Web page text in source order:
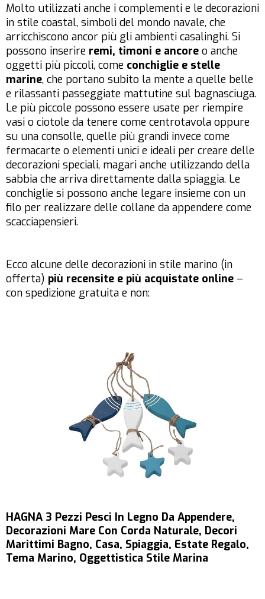
Molto utilizzati anche i complementi e le decorazioni
in stile coastal, simboli del mondo navale, che
arricchiscono ancor più gli ambienti casalinghi. Si
possono inserire remi, timoni e ancore o anche
oggetti più piccoli, come conchiglie e stelle
marine, che portano subito la mente a quelle belle
e rilassanti passeggiate mattutine sul bagnasciuga.
Le più piccole possono essere usate per riempire
vasi o ciotole da tenere come centrotavola oppure
su una consolle, quelle più grandi invece come
fermacarte o elementi unici e ideali per creare delle
decorazioni speciali, magari anche utilizzando della
sabbia che arriva direttamente dalla spiaggia. Le
conchiglie si possono anche legare insieme con un
filo per realizzare delle collane da appendere come
scacciapensieri.
Ecco alcune delle decorazioni in stile marino (in
offerta) più recensite e più acquistate online –
con spedizione gratuita e non:
HAGNA 3 Pezzi Pesci In Legno Da Appendere,
Decorazioni Mare Con Corda Naturale, Decori
Marittimi Bagno, Casa, Spiaggia, Estate Regalo,
Tema Marino, Oggettistica Stile Marina